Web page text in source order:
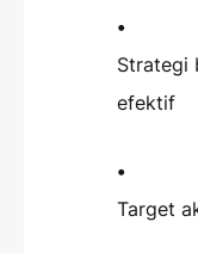
Strategi
efektif
Target